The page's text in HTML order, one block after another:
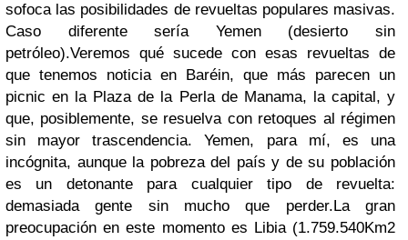
sofoca las posibilidades de revueltas populares masivas.
Caso diferente sería Yemen (desierto sin
petróleo).Veremos qué sucede con esas revueltas de
que tenemos noticia en Baréin, que más parecen un
picnic en la Plaza de la Perla de Manama, la capital, y
que, posiblemente, se resuelva con retoques al régimen
sin mayor trascendencia. Yemen, para mí, es una
incógnita, aunque la pobreza del país y de su población
es un detonante para cualquier tipo de revuelta:
demasiada gente sin mucho que perder.La gran
preocupación en este momento es Libia (1.759.540Km2